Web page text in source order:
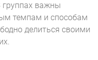
группах важны
темпам и способам
делиться своими